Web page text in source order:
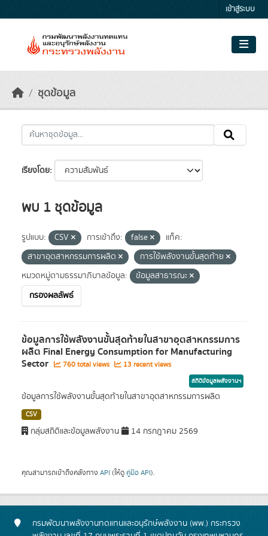
เข้าสู่ระบบ
ชุดข้อมูล
เรียงโดย
พบ 1 ชุดข้อมูล
รูปแบบ: CSV การเข้าถึง: false
แท็ค:
สาขาอุตสาหกรรมการผลิต
การใช้พลังงานขั้นสุดท้าย
หมวดหมู่ตามธรรมาภิบาลข้อมูล:
ข้อมูลสาธารณะ
กรองผลลัพธ์
ข้อมูลการใช้พลังงานขั้นสุดท้ายในสาขาอุตสาหกรรมการ
ผลิต Final Energy Consumption for Manufacturing
Sector 760 total views 13 recent views
สถิติข้อมูลพลังงานฯ
ข้อมูลการใช้พลังงานขั้นสุดท้ายในสาขาอุตสาหกรรมการผลิต
CSV
กลุ่มสถิติและข้อมูลพลังงาน 14 กรกฎาคม 2569
คุณสามารถเข้าถึงคลังทาง API (ให้ดู คู่มือ API).
กรมพัฒนาพลังงานทดแทนและอนุรักษ์พลังงาน (พพ.) กระทรวง